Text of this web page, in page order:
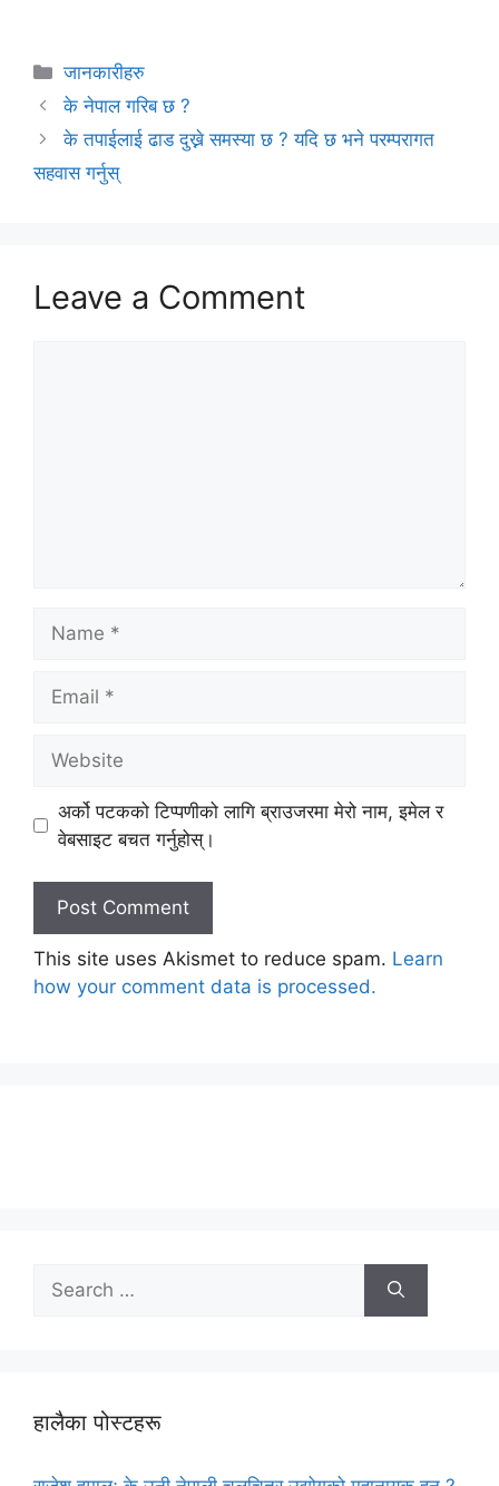
Categories
जानकारीहरु
के नेपाल गरिब छ ?
के तपाईलाई ढाड दुख्ने समस्या छ ? यदि छ भने परम्परागत
सहवास गर्नुस्
Leave a Comment
अर्को पटकको टिप्पणीको लागि ब्राउजरमा मेरो नाम, इमेल र
वेबसाइट बचत गर्नुहोस्।
This site uses Akismet to reduce spam. Learn
how your comment data is processed.
for:
हालैका पोस्टहरू